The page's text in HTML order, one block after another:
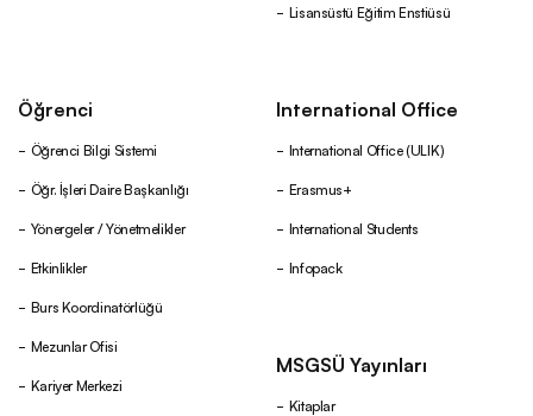
Lisansüstü Eğitim Enstiüsü
Öğrenci
Öğrenci Bilgi Sistemi
Öğr. İşleri Daire Başkanlığı
Yönergeler / Yönetmelikler
Etkinlikler
Burs Koordinatörlüğü
Mezunlar Ofisi
Kariyer Merkezi
International Office
International Office (ULIK)
Erasmus+
International Students
Infopack
MSGSÜ Yayınları
Kitaplar